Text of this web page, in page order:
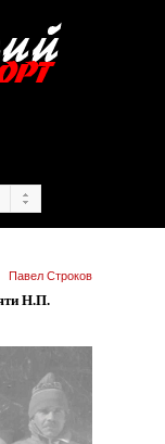
Павел Строков
Н.П.